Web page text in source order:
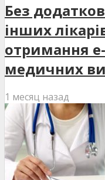
Без
інших
отримання
медичних
1 месяц назад